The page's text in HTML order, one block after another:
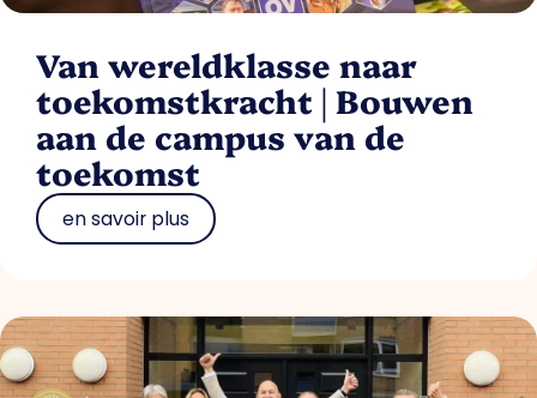
Van wereldklasse naar
toekomstkracht | Bouwen
aan de campus van de
toekomst
en savoir plus